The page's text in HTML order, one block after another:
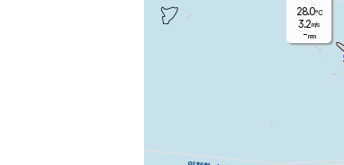
28.0℃
3.2m/s
-mm